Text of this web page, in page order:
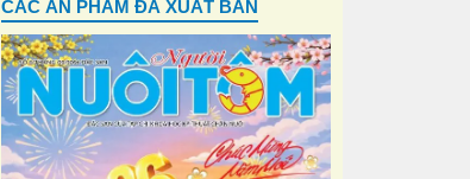
CÁC ẤN PHẨM ĐÃ XUẤT BẢN